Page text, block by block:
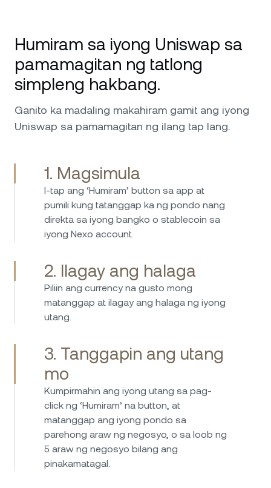
Magaling ang serbisyo at laging available para
sa bawat isyu at kahilingan na mayroon ako.
Lubos ko itong maire-rekomenda; lalo nang
kapuri-puri ang nangungunang antas-militar
likod ng Nexo na nagbibigay sa akin ng
kumpiyansa na ilagak ang aking mga
Namumuhunan na ako sa Nexo mula 2017 at
ginagamit ko ang platform mula noon nang
walang anumang isyu. Ang paghiram ay
direkta, mabilis, at madali, habang ang rate ng
interes sa savings ay palaging kaakit-akit.
paraan para pamahalaan ang mga crypto
asset at kumita ng kita mula sa
pamumuhunan. Lubos kong maire-rekomenda
ang Nexo – user-friendly, maaasahan, at
namumukod-tangi ang plataporma dahil sa
nito. Isang mahusay na kumpanya na malinaw
na naiiba sa kompetisyon.
Ilang taon ko nang ginagamit ang Nexo at
lubos akong humahanga sa kanilang serbisyo.
User-friendly ang plataporma, kaya madali
kahit para sa mga baguhan na mag-navigate.
Ang mga rate ng interes para sa paghiram at
kumikita ay kompetitibo, at pinahahalagahan
ko ang pagiging transparent sa mga bayarin
at termino. Dagdag pa, nagbibigay sa akin ng
kapanatagan ng loob ang mga hakbang sa
Humiram sa iyong Uniswap sa
pamamagitan ng tatlong
simpleng hakbang.
Ganito ka madaling makahiram gamit ang iyong
Uniswap sa pamamagitan ng ilang tap lang.
1. Magsimula
I-tap ang ‘Humiram’ button sa app at
pumili kung tatanggap ka ng pondo nang
direkta sa iyong bangko o stablecoin sa
iyong Nexo account.
2. Ilagay ang halaga
Piliin ang currency na gusto mong
matanggap at ilagay ang halaga ng iyong
utang.
3. Tanggapin ang utang
mo
Kumpirmahin ang iyong utang sa pag-
click ng ‘Humiram’ na button, at
matanggap ang iyong pondo sa
parehong araw ng negosyo, o sa loob ng
5 araw ng negosyo bilang ang
pinakamatagal.